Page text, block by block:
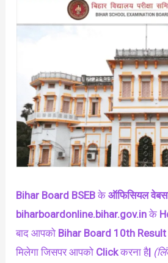
Bihar Board BSEBकेऑफिसियल
biharboardonline.bihar.gov.inके
बाद आपको Bihar Board 10th
मिलेगा जिसपर आपको Clickकरना है|